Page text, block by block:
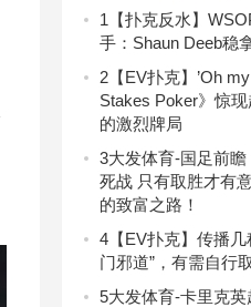
1 【扑克反水】
手：Shaun Deeb稳
2 【EV扑克】’Oh
Stakes Poker》惊
的激烈牌局
3大发体育-国足前
死战 只有取胜才有
的致富之路！
4 【EV扑克】传播
门邪道”，有需自行
5大发体育-卡里克